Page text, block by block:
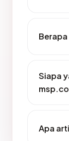
Siapa
Apa